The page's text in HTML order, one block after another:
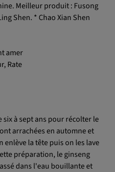
Meilleur produit : Fusong
Shen. * Chao Xian Shen
amer
Rate
à sept ans pour récolter le
arrachées en automne et
enlève la tête puis on les lave
préparation, le ginseng
dans l'eau bouillante et